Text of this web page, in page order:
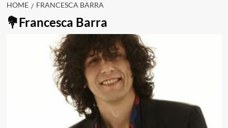
HOME FRANCESCA BARRA
Francesca Barra